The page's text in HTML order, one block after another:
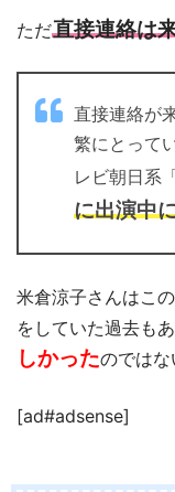
ただ直接連絡は
直接連絡が
繁にとって
レビ朝日系
に出演中
米倉涼子さんはこ
をしていた過去も
しかったのではな
[ad#adsense]